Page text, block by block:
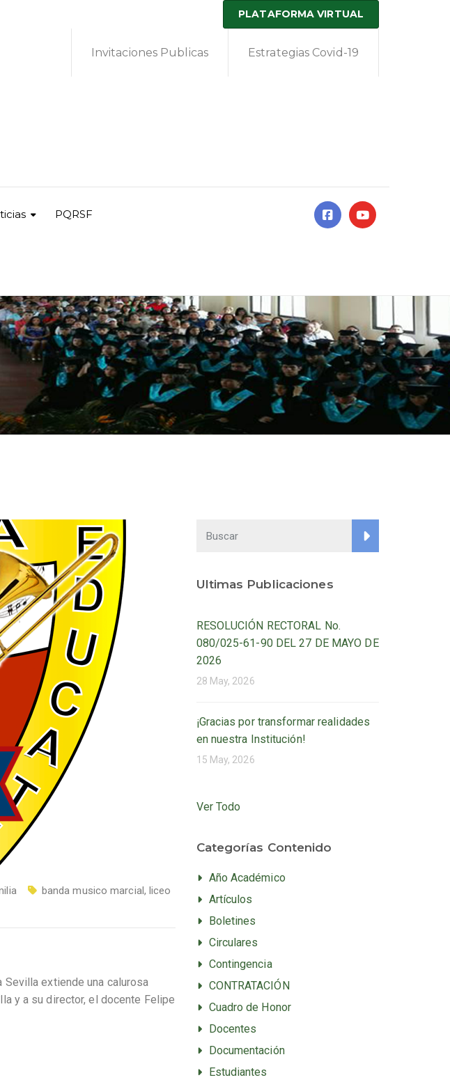
PLATAFORMA VIRTUAL
Invitaciones Publicas Estrategias Covid-19
PQRSF
banda musico marcial,liceo
extiende una calurosa
y a su director, el docente Felipe
Ultimas Publicaciones
RESOLUCIÓN RECTORAL No.
080/025-61-90 DEL 27 DE MAYO DE
2026
28 May, 2026
¡Gracias por transformar realidades
en nuestra Institución!
15 May, 2026
Ver Todo
Categorías Contenido
Año Académico
Artículos
Boletines
Circulares
Contingencia
CONTRATACIÓN
Cuadro de Honor
Docentes
Documentación
Estudiantes